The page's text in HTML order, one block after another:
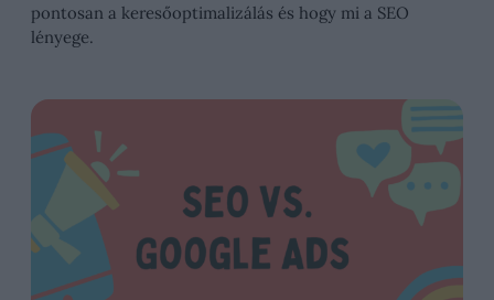
pontosan a keresőoptimalizálás és hogy mi a SEO
lényege.